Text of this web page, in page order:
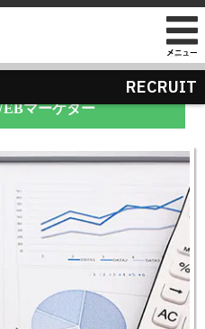
会社のこれまでとこれから
講演の依頼について
店舗のご案内
自社PB製造販売事業
地域向け学生服販売
お知らせ
メディア掲載
受賞歴
物流センター建設
RECRUIT
マーケター